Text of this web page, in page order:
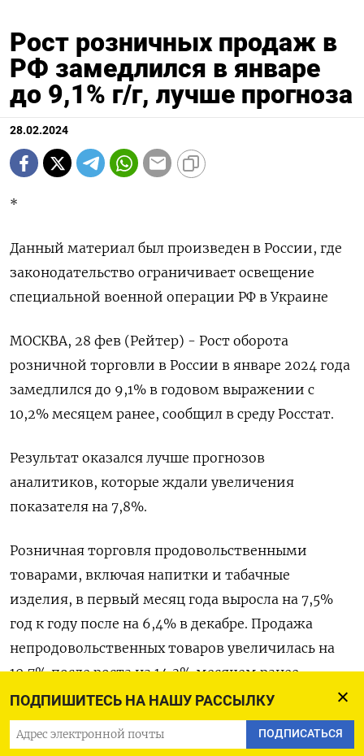
ПОДПИШИТЕСЬ НА НАШУ РАССЫЛКУ
ПОДПИСАТЬСЯ
Рост розничных продаж в
РФ замедлился в январе
до 9,1% г/г, лучше прогноза
28.02.2024
*
Данный материал был произведен в России, где
законодательство ограничивает освещение
специальной военной операции РФ в Украине
МОСКВА, 28 фев (Рейтер) - Рост оборота
розничной торговли в России в январе 2024 года
замедлился до 9,1% в годовом выражении с
10,2% месяцем ранее, сообщил в среду Росстат.
Результат оказался лучше прогнозов
аналитиков, которые ждали увеличения
показателя на 7,8%.
Розничная торговля продовольственными
товарами, включая напитки и табачные
изделия, в первый месяц года выросла на 7,5%
год к году после на 6,4% в декабре. Продажа
непродовольственных товаров увеличилась на
10,7% после роста на 14,3% месяцем ранее.
Минэкономразвития прогнозирует рост
розничных продаж на 3,6% в 2024 году после